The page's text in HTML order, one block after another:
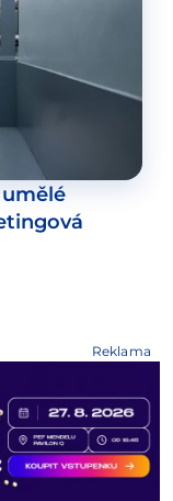
umělé
Reklama